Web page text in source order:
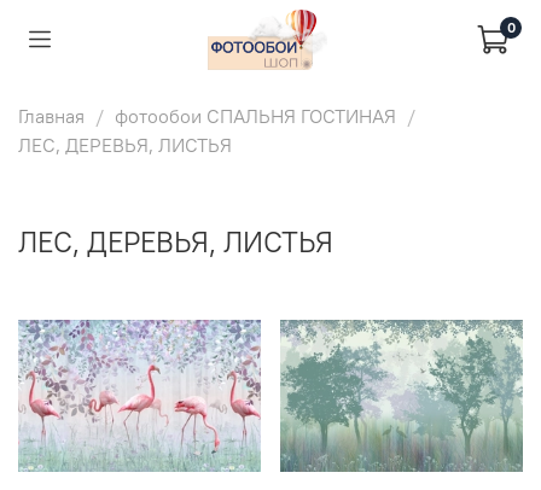
0
Главная
фотообои СПАЛЬНЯ ГОСТИНАЯ
ЛЕС, ДЕРЕВЬЯ, ЛИСТЬЯ
ЛЕС, ДЕРЕВЬЯ, ЛИСТЬЯ